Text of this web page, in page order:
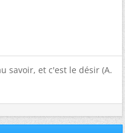
savoir, et c'est le désir (A.